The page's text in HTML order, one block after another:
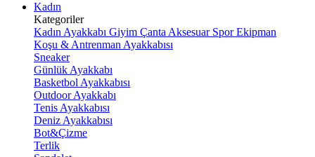
Kadın
Kategoriler
Kadın Ayakkabı Giyim Çanta Aksesuar Spor Ekipman
Koşu & Antrenman Ayakkabısı
Sneaker
Günlük Ayakkabı
Basketbol Ayakkabısı
Outdoor Ayakkabı
Tenis Ayakkabısı
Deniz Ayakkabısı
Bot&Çizme
Terlik